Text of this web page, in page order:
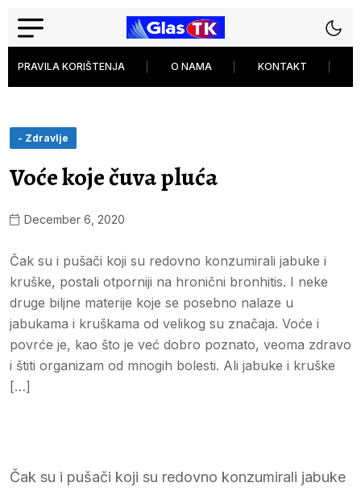
PRAVILA KORIŠTENJA O NAMA KONTAKT
- Zdravlje
Voće koje čuva pluća
December 6, 2020
Čak su i pušači koji su redovno konzumirali jabuke i
kruške, postali otporniji na hronični bronhitis. I neke
druge biljne materije koje se posebno nalaze u
jabukama i kruškama od velikog su značaja. Voće i
povrće je, kao što je već dobro poznato, veoma zdravo
i štiti organizam od mnogih bolesti. Ali jabuke i kruške
[…]
Čak su i pušači koji su redovno konzumirali jabuke